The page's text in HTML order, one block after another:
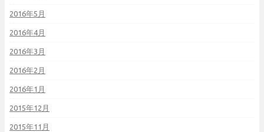
2016年5月
2016年4月
2016年3月
2016年2月
2016年1月
2015年12月
2015年11月